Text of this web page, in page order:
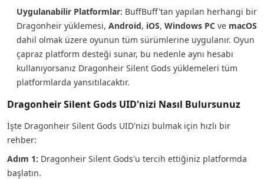
Uygulanabilir Platformlar: BuffBuff'tan yapılan herhangi bir
Dragonheir yüklemesi, Android, iOS, Windows PC ve macOS
dahil olmak üzere oyunun tüm sürümlerine uygulanır. Oyun
çapraz platform desteği sunar, bu nedenle aynı hesabı
kullanıyorsanız Dragonheir Silent Gods yüklemeleri tüm
platformlarda yansıtılacaktır.
Dragonheir Silent Gods UID'nizi Nasıl Bulursunuz
İşte Dragonheir Silent Gods UID'nizi bulmak için hızlı bir
rehber:
Adım 1: Dragonheir Silent Gods'u tercih ettiğiniz platformda
başlatın.